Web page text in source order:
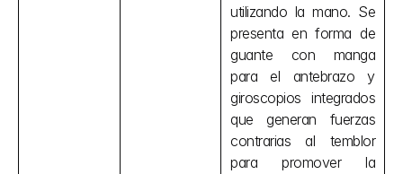
utilizando la mano. Se
presenta en forma de
guante con manga
para el antebrazo y
giroscopios integrados
que generan fuerzas
contrarias al temblor
para promover la